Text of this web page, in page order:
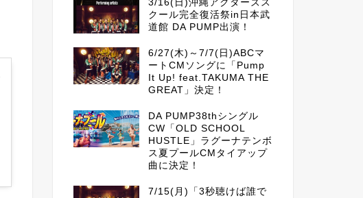
3/16(日)沖縄アクターズス
クール完全復活祭in日本武
道館 DA PUMP出演！
6/27(木)～7/7(日)ABCマ
ートCMソングに「Pump
It Up! feat.TAKUMA THE
GREAT」決定！
DA PUMP38thシングル
CW「OLD SCHOOL
HUSTLE」ラグーナテンボ
ス夏プールCMタイアップ
曲に決定！
7/15(月)「3秒聴けば誰で